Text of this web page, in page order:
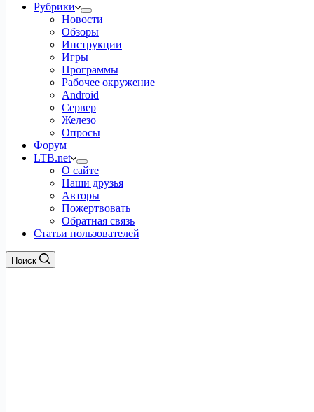
Рубрики
Новости
Обзоры
Инструкции
Игры
Программы
Рабочее окружение
Android
Сервер
Железо
Опросы
Форум
LTB.net
О сайте
Наши друзья
Авторы
Пожертвовать
Обратная связь
Статьи пользователей
Поиск